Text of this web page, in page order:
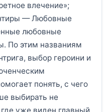
влечение»;
— Любовные
любовные
По этим названиям
выбор героини и
понять, с чего
выбирать не